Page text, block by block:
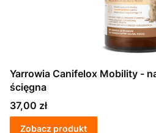
Yarrowia Canifelox Mobility - na stawy,
ścięgna
Cena
37,00 zł
Zobacz produkt